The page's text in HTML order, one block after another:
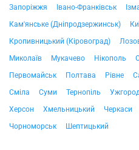
Запоріжжя
Івано-Франківськ
Кам'янське (Дніпродзержинськ)
Кропивницький (Кіровоград)
Миколаїв
Мукачево Нікополь
Первомайськ
Полтава Рівне
Сміла
Суми Тернопіль
Херсон
Хмельницький Черкаси
Чорноморськ
Шептицький